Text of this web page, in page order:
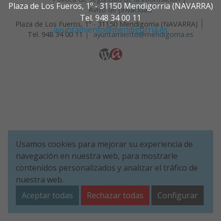
Plaza de Los Fueros, 1º - 31150 Mendigorria (NAVARRA)
Tel. 948 34 00 11
ayuntamiento@mendigorria.es
Aviso de privacidad
Plaza de Los Fueros, 1º - 31150 Mendigorria (NAVARRA)
Tel. 948 34 00 11
ayuntamiento@mendigorria.es
Usamos cookies para mejorar su experiencia de
navegación en nuestra web, para mostrarle
contenidos personalizados y analizar el tráfico de
nuestra web.
Aceptar todas
Rechazar todas Configurar